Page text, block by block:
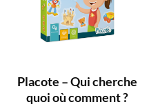
Placote – Qui cherche
quoi où comment ?